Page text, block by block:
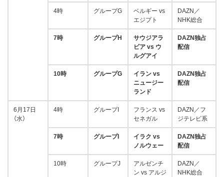
4時 グループG
ベルギー vs
エジプト
DAZN／
NHK総合
7時 グループH
サウジアラ
ビア vs ウ
ルグアイ
DAZN独占
配信
10時 グループG
イラン vs
ニュージー
ランド
DAZN独占
配信
6月17日
（水）
4時 グループI
フランス vs
セネガル
DAZN／フ
ジテレビ系
7時 グループI
イラク vs
ノルウェー
DAZN独占
配信
10時 グループJ
アルゼンチ
ン vs アルジ
DAZN／
NHK総合